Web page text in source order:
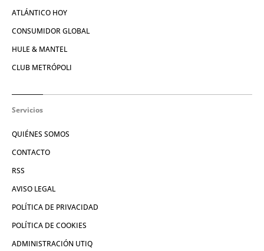
ATLÁNTICO HOY
CONSUMIDOR GLOBAL
HULE & MANTEL
CLUB METRÓPOLI
Servicios
QUIÉNES SOMOS
CONTACTO
RSS
AVISO LEGAL
POLÍTICA DE PRIVACIDAD
POLÍTICA DE COOKIES
ADMINISTRACIÓN UTIQ